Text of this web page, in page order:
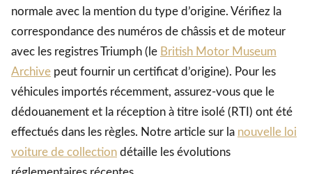
normale avec la mention du type d’origine. Vérifiez la
correspondance des numéros de châssis et de moteur
avec les registres Triumph (le British Motor Museum
Archive peut fournir un certificat d’origine). Pour les
véhicules importés récemment, assurez-vous que le
dédouanement et la réception à titre isolé (RTI) ont été
effectués dans les règles. Notre article sur la nouvelle loi
voiture de collection détaille les évolutions